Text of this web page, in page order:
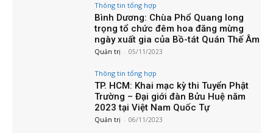
Thông tin tổng hợp
Bình Dương: Chùa Phổ Quang long
trọng tổ chức đêm hoa đăng mừng
ngày xuất gia của Bồ-tát Quán Thế Âm
Quản trị - 05/11/2023
Thông tin tổng hợp
TP. HCM: Khai mạc kỳ thi Tuyển Phật
Trường – Đại giới đàn Bửu Huệ năm
2023 tại Việt Nam Quốc Tự
Quản trị - 06/11/2023